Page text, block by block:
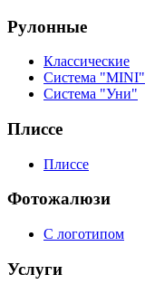
Рулонные
Классические
Система "MINI"
Система "Уни"
Плиссе
Плиссе
Фотожалюзи
С логотипом
Услуги